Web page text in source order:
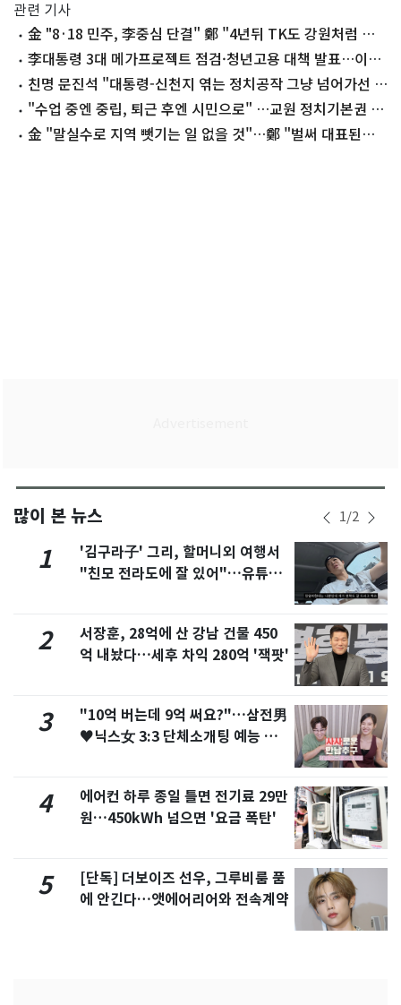
관련 기사
金 "8·18 민주, 李중심 단결" 鄭 "4년뒤 TK도 강원처럼 승
리"(종합)
李대통령 3대 메가프로젝트 점검·청년고용 대책 발표…이번
주(10~16일) 주요 일정
친명 문진석 "대통령-신천지 엮는 정치공작 그냥 넘어가선 안
돼""수업 중엔 중립, 퇴근 후엔 시민으로" …교원 정치기본권 입
법 속도
金 "말실수로 지역 뺏기는 일 없을 것"…鄭 "벌써 대표된양
많이 본 뉴스 1/2
1
'김구라子' 그리, 할머니외 여행서
"친모 전라도에 잘 있어"…유튜브
2
서장훈, 28억에 산 강남 건물 450
억 내놨다…세후 차익 280억 '잭팟'
3
"10억 버는데 9억 써요?"…삼전男
♥닉스女 3:3 단체소개팅 예능 화
4
에어컨 하루 종일 틀면 전기료 29만
원…450kWh 넘으면 '요금 폭탄'
5
[단독] 더보이즈 선우, 그루비룸 품
에 안긴다…앳에어리어와 전속계약